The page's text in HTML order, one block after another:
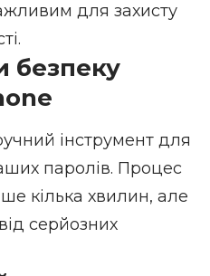
для захисту
безпеку
інструмент для
паролів. Процес
кілька хвилин, але
серйозних